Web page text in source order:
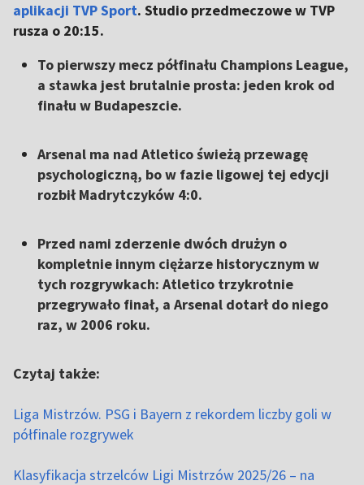
aplikacji TVP Sport. Studio przedmeczowe w TVP
rusza o 20:15.
To pierwszy mecz półfinału Champions League,
a stawka jest brutalnie prosta: jeden krok od
finału w Budapeszcie.
Arsenal ma nad Atletico świeżą przewagę
psychologiczną, bo w fazie ligowej tej edycji
rozbił Madrytczyków 4:0.
Przed nami zderzenie dwóch drużyn o
kompletnie innym ciężarze historycznym w
tych rozgrywkach: Atletico trzykrotnie
przegrywało finał, a Arsenal dotarł do niego
raz, w 2006 roku.
Czytaj także:
Liga Mistrzów. PSG i Bayern z rekordem liczby goli w
półfinale rozgrywek
Klasyfikacja strzelców Ligi Mistrzów 2025/26 – na